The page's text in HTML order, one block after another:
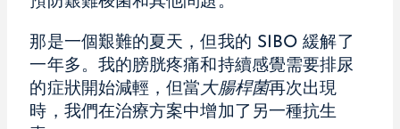
那是一個艱難的夏天，但我的 SIBO 緩解了
一年多。我的膀胱疼痛和持續感覺需要排尿
的症狀開始減輕，但當 大腸桿菌再次出現
時，我們在治療方案中增加了另一種抗生